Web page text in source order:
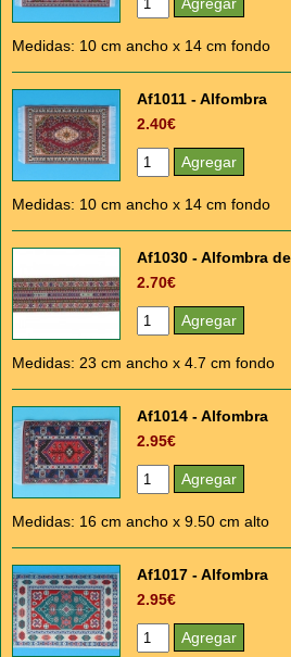
Medidas: 10 cm ancho x 14 cm fondo
Af1011 - Alfombra
2.40€
Medidas: 10 cm ancho x 14 cm fondo
Af1030 - Alfombra
2.70€
Medidas: 23 cm ancho x 4.7 cm fondo
Af1014 - Alfombra
2.95€
Medidas: 16 cm ancho x 9.50 cm alto
Af1017 - Alfombra
2.95€